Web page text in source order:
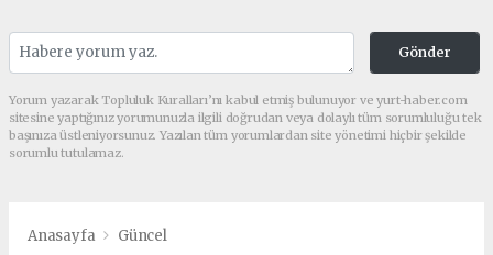
Gönder
Yorum yazarak Topluluk Kuralları’nı kabul etmiş bulunuyor ve yurt-haber.com
sitesine yaptığınız yorumunuzla ilgili doğrudan veya dolaylı tüm sorumluluğu tek
başınıza üstleniyorsunuz. Yazılan tüm yorumlardan site yönetimi hiçbir şekilde
sorumlu tutulamaz.
Anasayfa Güncel